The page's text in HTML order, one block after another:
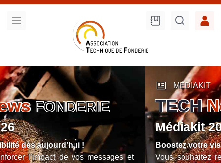
sur le site
TECHNews FONDERIE
Médiakit 2026
newsmode MÉDIAKIT
Boostez votre visibilité dès aujourd’hui !
Vous souhaitez renforcer l’impact de vos messages et